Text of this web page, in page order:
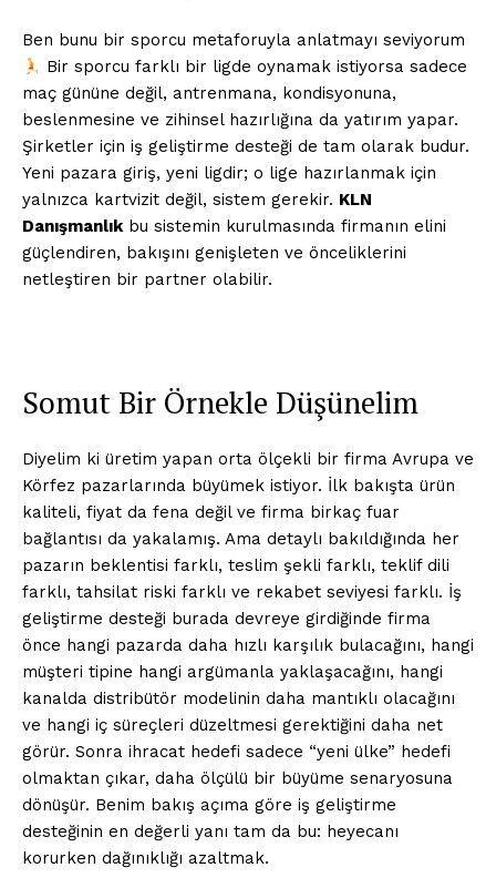
Ben bunu bir sporcu metaforuyla anlatmayı seviyorum
Bir sporcu farklı bir ligde oynamak istiyorsa sadece
maç gününe değil, antrenmana, kondisyonuna,
beslenmesine ve zihinsel hazırlığına da yatırım yapar.
Şirketler için iş geliştirme desteği de tam olarak budur.
Yeni pazara giriş, yeni ligdir; o lige hazırlanmak için
yalnızca kartvizit değil, sistem gerekir. KLN
Danışmanlıkbu sistemin kurulmasında firmanın elini
güçlendiren, bakışını genişleten ve önceliklerini
netleştiren bir partner olabilir.
Somut Bir Örnekle Düşünelim
Diyelim ki üretim yapan orta ölçekli bir firma Avrupa ve
Körfez pazarlarında büyümek istiyor. İlk bakışta ürün
kaliteli, fiyat da fena değil ve firma birkaç fuar
bağlantısı da yakalamış. Ama detaylı bakıldığında her
pazarın beklentisi farklı, teslim şekli farklı, teklif dili
farklı, tahsilat riski farklı ve rekabet seviyesi farklı. İş
geliştirme desteği burada devreye girdiğinde firma
önce hangi pazarda daha hızlı karşılık bulacağını, hangi
müşteri tipine hangi argümanla yaklaşacağını, hangi
kanalda distribütör modelinin daha mantıklı olacağını
ve hangi iç süreçleri düzeltmesi gerektiğini daha net
görür. Sonra ihracat hedefi sadece “yeni ülke” hedefi
olmaktan çıkar, daha ölçülü bir büyüme senaryosuna
dönüşür. Benim bakış açıma göre iş geliştirme
desteğinin en değerli yanı tam da bu: heyecanı
korurken dağınıklığı azaltmak.